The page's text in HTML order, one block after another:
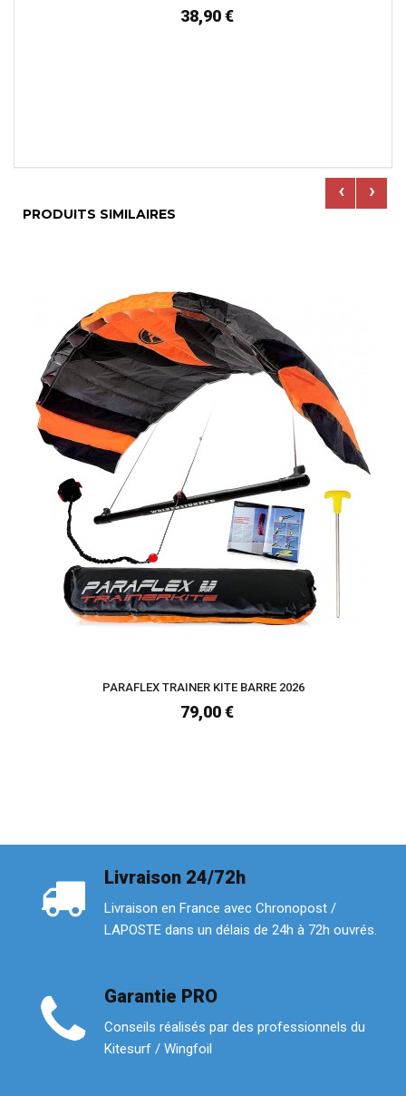
38,90 €
PRODUITS SIMILAIRES
‹ ›
PARAFLEX TRAINER KITE BARRE 2026
79,00 €
Livraison 24/72h
Livraison en France avec Chronopost /
LAPOSTE dans un délais de 24h à 72h ouvrés.
Garantie PRO
Conseils réalisés par des professionnels du
Kitesurf / Wingfoil